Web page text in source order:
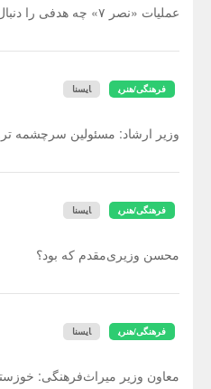
عملیات «نصر ۷» چه هدفی را دنبال می‌کرد؟
فرهنگی/هنری ایسنا
وزیر ارشاد: مسئولین سرچشمه
فرهنگی/هنری ایسنا
محسن وزیری‌مقدم که بود؟
فرهنگی/هنری ایسنا
معاون وزیر میراث‌فرهنگی: